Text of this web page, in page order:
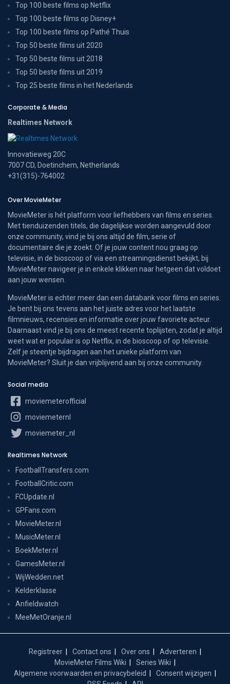
Top 100 beste films op Netflix
Top 100 beste films op Disney+
Top 100 beste films op Pathé Thuis
Top 50 beste films uit 2020
Top 50 beste films uit 2018
Top 50 beste films uit 2019
Top 25 beste films in het Nederlands
Corporate & Media
Realtimes Network
Innovatieweg 20C
7007 CD, Doetinchem, Netherlands
+31(315)-764002
Over MovieMeter
MovieMeter is hét platform voor liefhebbers van films en series.
Met tienduizenden titels, die dagelijkse worden aangevuld door
onze community, vind je bij ons altijd de film, serie of
documentaire die je zoekt. Of je jouw content nou graag op
televisie, in de bioscoop of via een streamingsdienst bekijkt, bij
MovieMeter navigeer je in enkele klikken naar hetgeen dat voldoet
aan jouw wensen.
MovieMeter is echter meer dan een databank voor films en series.
Je bent bij ons tevens aan het juiste adres voor het laatste
filmnieuws, recensies en informatie over jouw favoriete acteur.
Daarnaast vind je bij ons de meest recente toplijsten, zodat je altijd
weet wat er populair is op Netflix, in de bioscoop of op televisie.
Zelf je steentje bijdragen aan het unieke platform van
MovieMeter? Sluit je dan vrijblijvend aan bij onze community.
Social media
moviemeterofficial
moviemeternl
moviemeter_nl
Realtimes Network
FootballTransfers.com
FootballCritic.com
FCUpdate.nl
GPFans.com
MovieMeter.nl
MusicMeter.nl
BoekMeter.nl
GamesMeter.nl
WijWedden.net
Kelderklasse
Anfieldwatch
MeeMetOranje.nl
Registreer Contact ons Over ons
Adverteren
MovieMeter Films Wiki
Series Wiki
Algemene voorwaarden en privacybeleid
Consent wijzigen